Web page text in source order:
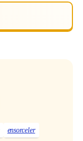
ensorceler